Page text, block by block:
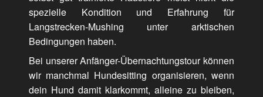
spezielle Kondition und Erfahrung für
Langstrecken-Mushing unter arktischen
Bedingungen haben.
Bei unserer Anfänger-Übernachtungstour können
wir manchmal Hundesitting organisieren, wenn
dein Hund damit klarkommt, alleine zu bleiben,